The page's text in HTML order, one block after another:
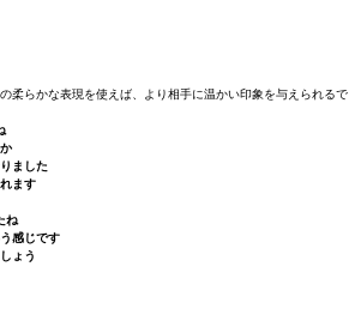
柔らかな表現を使えば、より相手に温かい印象を与えられるで
ました
ます
ね
感じです
ょう